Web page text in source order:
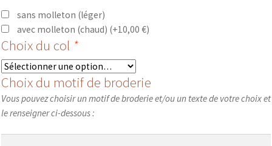
sans molleton (léger)
avec molleton (chaud) (+10,00 €)
Choix du col *
Choix du motif de broderie
Vous pouvez choisir un motif de broderie et/ou un texte de votre choix et
le renseigner ci-dessous :